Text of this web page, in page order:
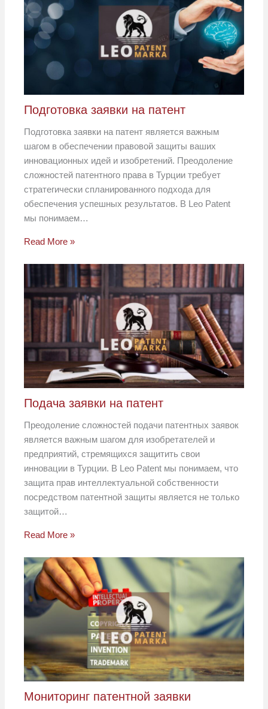
Подготовка заявки на патент
Подготовка заявки на патент является важным
шагом в обеспечении правовой защиты ваших
инновационных идей и изобретений. Преодоление
сложностей патентного права в Турции требует
стратегически спланированного подхода для
обеспечения успешных результатов. В Leo Patent
мы понимаем…
Read More »
Подача заявки на патент
Преодоление сложностей подачи патентных заявок
является важным шагом для изобретателей и
предприятий, стремящихся защитить свои
инновации в Турции. В Leo Patent мы понимаем, что
защита прав интеллектуальной собственности
посредством патентной защиты является не только
защитой…
Read More »
Мониторинг патентной заявки